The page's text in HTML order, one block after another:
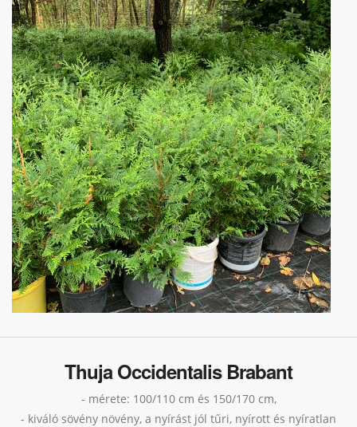
Thuja Occidentalis Brabant
- mérete: 100/110 cm és 150/170 cm,
- kiváló sövény növény, a nyírást jól tűri, nyírott és nyíratlan